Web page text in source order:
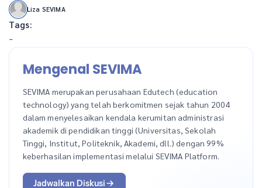
Liza SEVIMA
Tags:
-
Mengenal SEVIMA
SEVIMA merupakan perusahaan Edutech (education
technology) yang telah berkomitmen sejak tahun 2004
dalam menyelesaikan kendala kerumitan administrasi
akademik di pendidikan tinggi (Universitas, Sekolah
Tinggi, Institut, Politeknik, Akademi, dll.) dengan 99%
keberhasilan implementasi melalui SEVIMA Platform.
Jadwalkan Diskusi